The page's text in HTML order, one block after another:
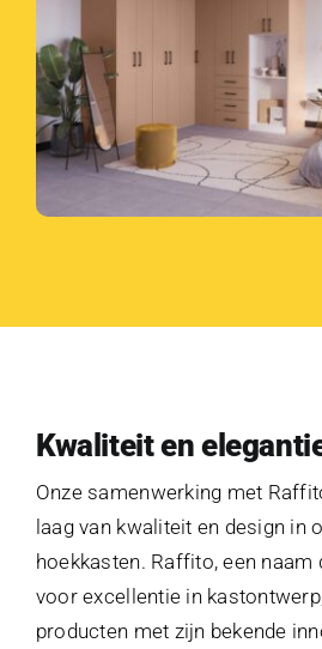
Kwaliteit en
Onze samenwerking met
laag van kwaliteit en design in
hoekkasten. Raffito, een
voor excellentie in
producten met zijn bekende